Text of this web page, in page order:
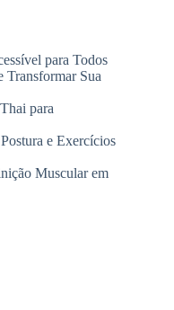
para Todos
Sua
para
e Exercícios
Muscular em